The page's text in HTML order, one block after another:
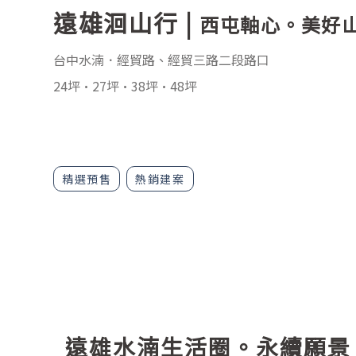
遠雄洄山行 | 西屯軸心。美好
台中水湳．經貿路、經貿三路二段路口
24坪·27坪·38坪·48坪
精選預售 熱銷建案
遠雄水湳生活圈。永續願